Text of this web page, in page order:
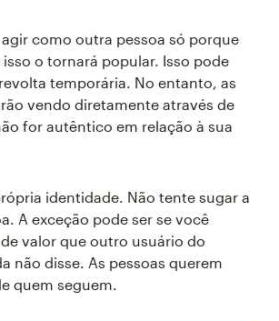
como outra pessoa só porque
o tornará popular. Isso pode
temporária. No entanto, as
vendo diretamente através de
for autêntico em relação à sua
identidade. Não tente sugar a
A exceção pode ser se você
valor que outro usuário do
não disse. As pessoas querem
quem seguem.